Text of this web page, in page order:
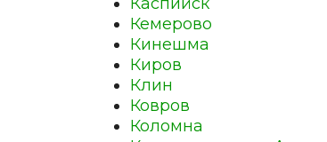
Кемерово
Кинешма
Киров
Клин
Ковров
Коломна